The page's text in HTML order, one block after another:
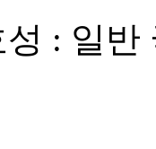
: 일